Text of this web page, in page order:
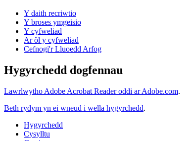
Y daith recriwtio
Y broses ymgeisio
Y cyfweliad
Ar ôl y cyfweliad
Cefnogi'r Lluoedd Arfog
Hygyrchedd dogfennau
Lawrlwytho Adobe Acrobat Reader oddi ar Adobe.com.
Beth rydym yn ei wneud i wella hygyrchedd.
Hygyrchedd
Cysylltu